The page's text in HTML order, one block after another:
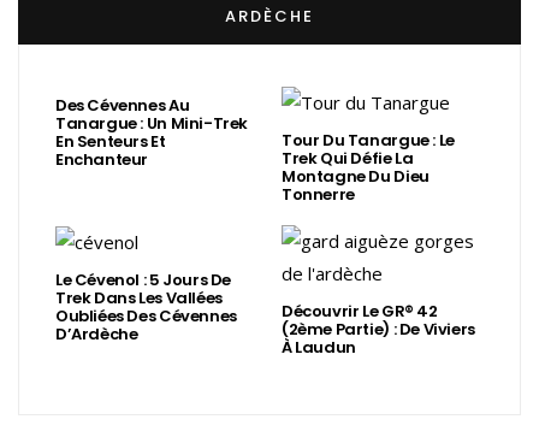
ARDÈCHE
Des Cévennes Au
Tanargue : Un Mini-Trek
En Senteurs Et
Enchanteur
Tour Du Tanargue : Le
Trek Qui Défie La
Montagne Du Dieu
Tonnerre
Le Cévenol : 5 Jours De
Trek Dans Les Vallées
Oubliées Des Cévennes
D’Ardèche
Découvrir Le GR® 42
(2ème Partie) : De Viviers
À Laudun